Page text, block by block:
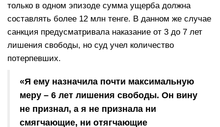
только в одном эпизоде сумма ущерба должна
составлять более 12 млн тенге. В данном же случае
санкция предусматривала наказание от 3 до 7 лет
лишения свободы, но суд учел количество
потерпевших.
«Я ему назначила почти максимальную
меру – 6 лет лишения свободы. Он вину
не признал, а я не признала ни
смягчающие, ни отягчающие